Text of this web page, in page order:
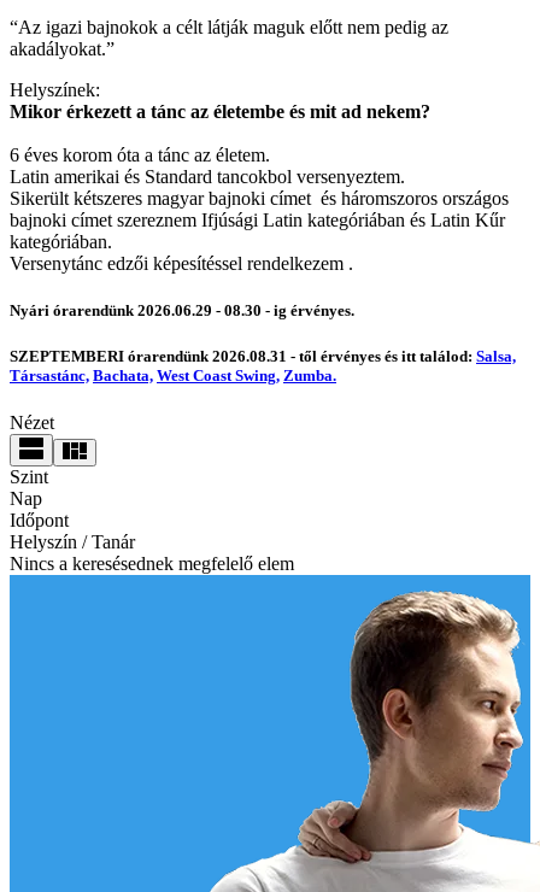
“Az igazi bajnokok a célt látják maguk előtt nem pedig az
akadályokat.”
Helyszínek:
Mikor érkezett a tánc az életembe és mit ad nekem?
6 éves korom óta a tánc az életem.
Latin amerikai és Standard tancokbol versenyeztem.
Sikerült kétszeres magyar bajnoki címet és háromszoros országos
bajnoki címet szereznem Ifjúsági Latin kategóriában és Latin Kűr
kategóriában.
Versenytánc edzői képesítéssel rendelkezem .
Nyári órarendünk 2026.06.29 - 08.30 - ig érvényes.
SZEPTEMBERI órarendünk 2026.08.31 - től érvényes és itt találod: Salsa,
Társastánc, Bachata, West Coast Swing, Zumba.
Nézet
Szint
Nap
Időpont
Helyszín / Tanár
Nincs a keresésednek megfelelő elem